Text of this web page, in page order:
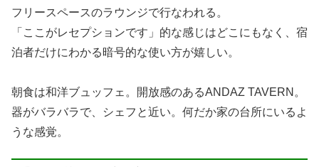
フリースペースのラウンジで行なわれる。
「ここがレセプションです」的な感じはどこにもなく、宿
泊者だけにわかる暗号的な使い方が嬉しい。
朝食は和洋ブュッフェ。開放感のあるANDAZ TAVERN。
器がバラバラで、シェフと近い。何だか家の台所にいるよ
うな感覚。